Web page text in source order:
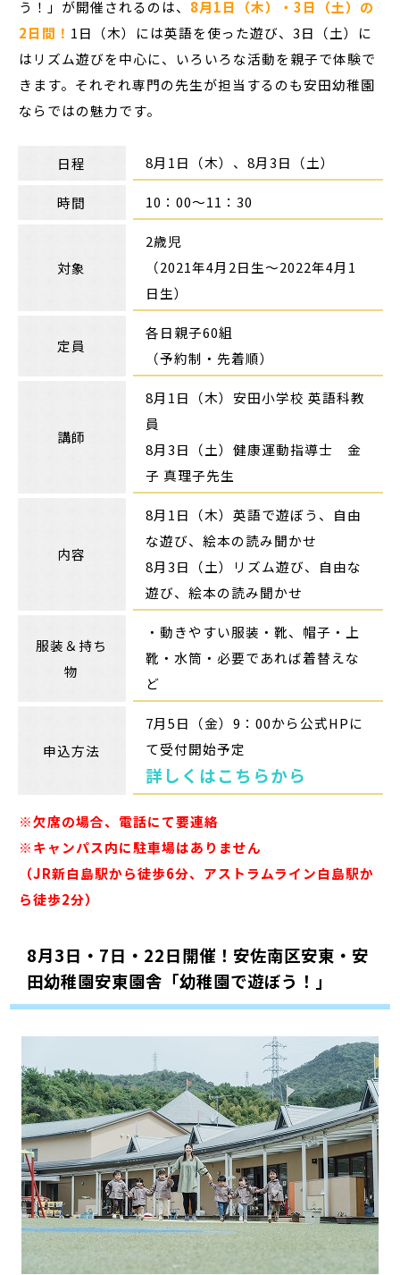
う！」が開催されるのは、 8月1日（木）・3日（土）の
2日間！ 1日（木）には英語を使った遊び、3日（土）に
はリズム遊びを中心に、いろいろな活動を親子で体験で
きます。それぞれ専門の先生が担当するのも安田幼稚園
ならではの魅力です。
日程 8月1日（木）、8月3日（土）
時間 10：00～11：30
対象
2歳児
（2021年4月2日生～2022年4月1
日生）
定員
各日親子60組
（予約制・先着順）
講師
8月1日（木）安田小学校 英語科教
員
8月3日（土）健康運動指導士 金
子 真理子先生
内容
8月1日（木）英語で遊ぼう、自由
な遊び、絵本の読み聞かせ
8月3日（土）リズム遊び、自由な
遊び、絵本の読み聞かせ
服装＆持ち
物
・動きやすい服装・靴、帽子・上
靴・水筒・必要であれば着替えな
ど
申込方法
7月5日（金）9：00から公式HPに
て受付開始予定
詳しくはこちらから
※欠席の場合、電話にて要連絡
※キャンパス内に駐車場はありません
（JR新白島駅から徒歩6分、アストラムライン白島駅か
ら徒歩2分）
8月3日・7日・22日開催！安佐南区安東・安
田幼稚園安東園舎「幼稚園で遊ぼう！」